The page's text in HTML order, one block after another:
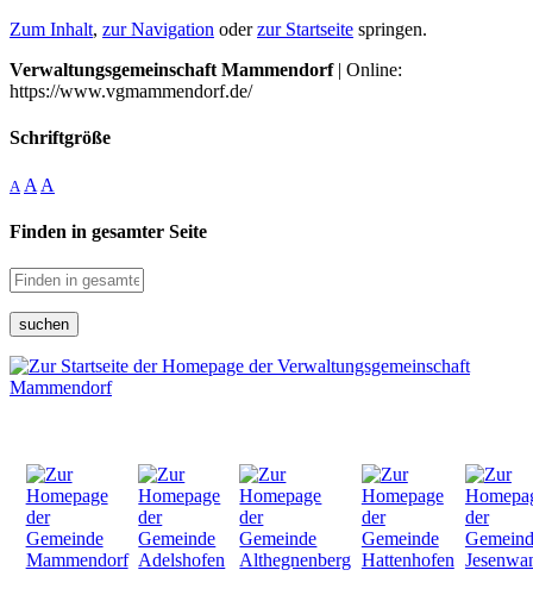
Zum Inhalt, zur Navigation oderzur Startseite springen.
Verwaltungsgemeinschaft Mammendorf| Online:
https://www.vgmammendorf.de/
Schriftgröße
A A A
Finden in gesamter Seite
suchen